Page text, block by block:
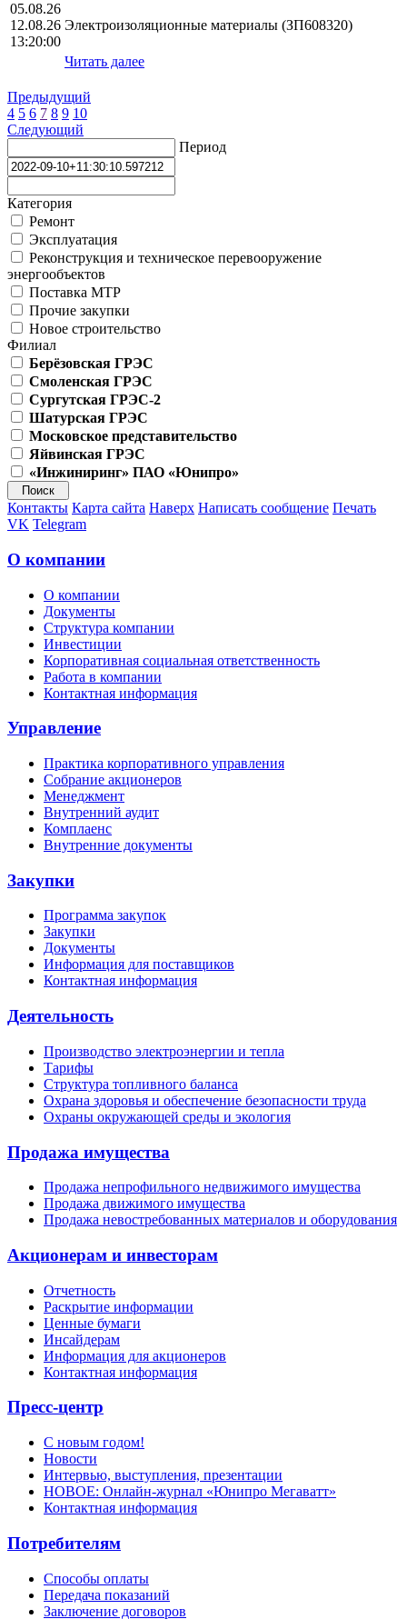
05.08.26
12.08.26
13:20:00
Электроизоляционные материалы (ЗП608320)
Читать далее
Предыдущий
4 5 6 7 8 9 10
Следующий
Период
Категория
Ремонт
Эксплуатация
Реконструкция и техническое перевооружение
энергообъектов
Поставка МТР
Прочие закупки
Новое строительство
Филиал
Берёзовская ГРЭС
Смоленская ГРЭС
Сургутская ГРЭС-2
Шатурская ГРЭС
Московское представительство
Яйвинская ГРЭС
«Инжиниринг» ПАО «Юнипро»
Контакты Карта сайта Наверх Написать сообщение Печать
VK Telegram
О компании
О компании
Документы
Структура компании
Инвестиции
Корпоративная социальная ответственность
Работа в компании
Контактная информация
Управление
Практика корпоративного управления
Собрание акционеров
Менеджмент
Внутренний аудит
Комплаенс
Внутренние документы
Закупки
Программа закупок
Закупки
Документы
Информация для поставщиков
Контактная информация
Деятельность
Производство электроэнергии и тепла
Тарифы
Структура топливного баланса
Охрана здоровья и обеспечение безопасности труда
Охраны окружающей среды и экология
Продажа имущества
Продажа непрофильного недвижимого имущества
Продажа движимого имущества
Продажа невостребованных материалов и оборудования
Акционерам и инвесторам
Отчетность
Раскрытие информации
Ценные бумаги
Инсайдерам
Информация для акционеров
Контактная информация
Пресс-центр
С новым годом!
Новости
Интервью, выступления, презентации
НОВОЕ: Онлайн-журнал «Юнипро Мегаватт»
Контактная информация
Потребителям
Способы оплаты
Передача показаний
Заключение договоров